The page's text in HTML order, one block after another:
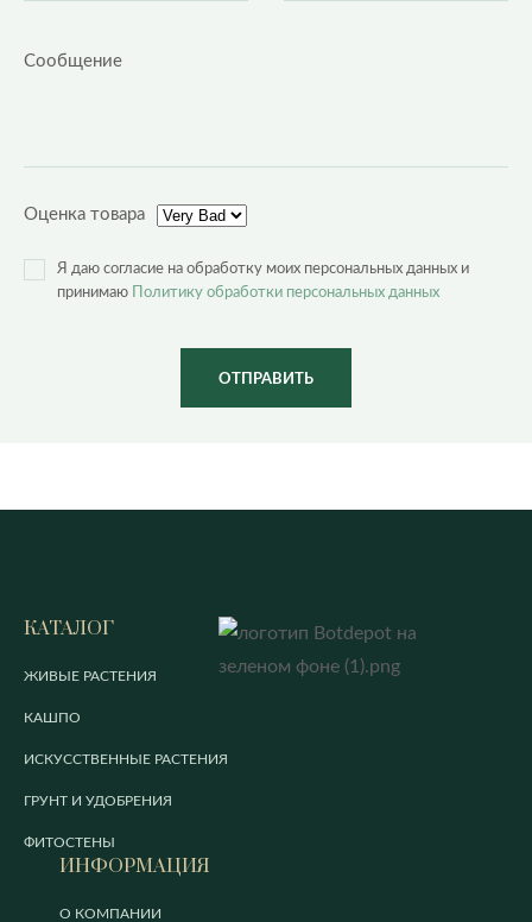
Оценка товара
Я даю согласие на обработку моих персональных данных и
принимаю
Политику обработки персональных данных
ОТПРАВИТЬ
КАТАЛОГ
ЖИВЫЕ РАСТЕНИЯ
КАШПО
ИСКУССТВЕННЫЕ РАСТЕНИЯ
ГРУНТ И УДОБРЕНИЯ
ФИТОСТЕНЫ
ИНФОРМАЦИЯ
О КОМПАНИИ